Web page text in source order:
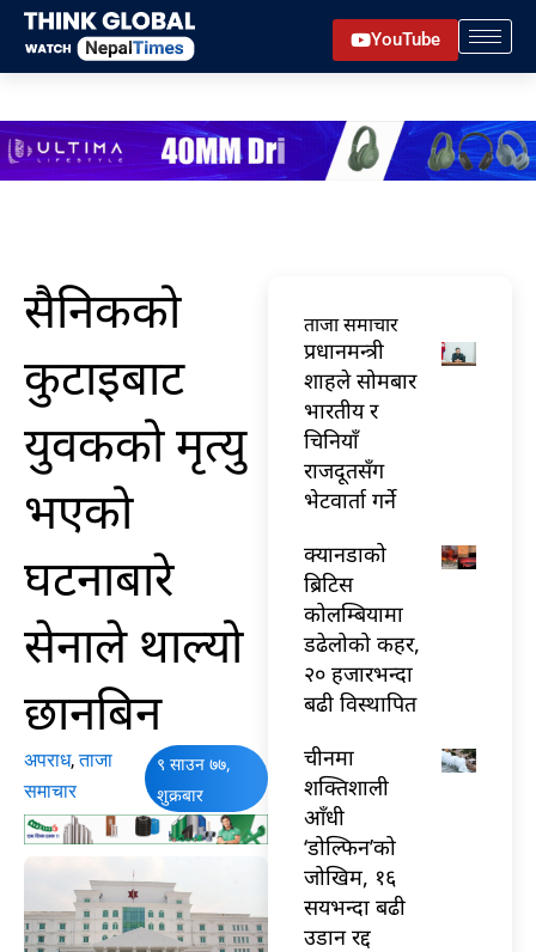
Skip
content
YouTube
सैनिकको
कुटाइबाट
युवकको मृत्यु
भएको
घटनाबारे
सेनाले थाल्यो
छानबिन
अपराध,ताजा
समाचार
९ साउन ७७,
शुक्रबार
ताजा समाचार
प्रधानमन्त्री
शाहले सोमबार
भारतीय र
चिनियाँ
राजदूतसँग
भेटवार्ता गर्ने
क्यानडाको
ब्रिटिस
कोलम्बियामा
डढेलोको कहर,
२० हजारभन्दा
बढी विस्थापित
चीनमा
शक्तिशाली
आँधी
‘डोल्फिन’को
जोखिम, १६
सयभन्दा बढी
उडान रद्द